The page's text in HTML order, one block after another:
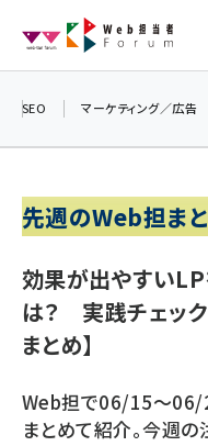
ン
ai (2820)
youtube (2444)
セミナー (2315)
SEO マーケティング／広告
先週のWeb担ま
効果が出やすいLP
は？ 実践チェック
まとめ】
Web担で06/15～06/
まとめて紹介。今週の